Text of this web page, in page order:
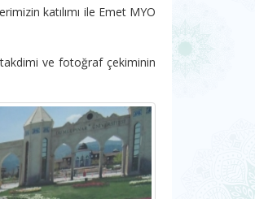
katılımı ile Emet MYO
ve fotoğraf çekiminin